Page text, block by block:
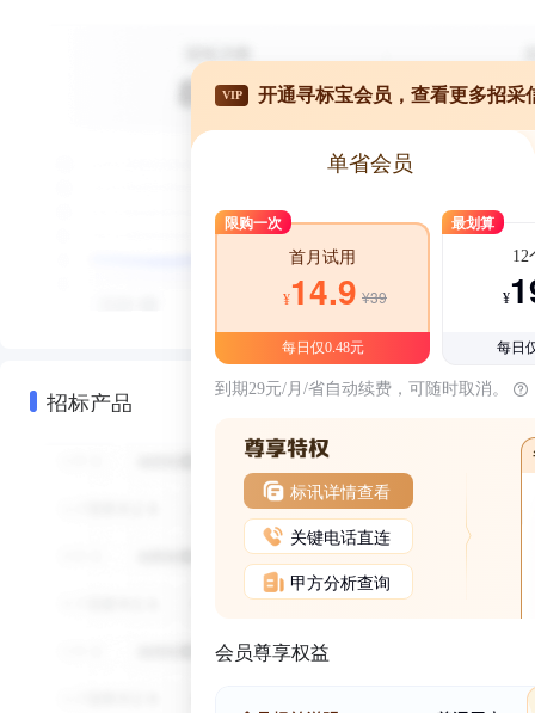
招标产品
VIP 开通寻标宝会员，查看更多招采
单省会员
限购一次
首月试用
¥14.9 ¥39
每日仅0.48元
最划算
12
¥
每日
到期29元/月/省自动续费，可随时取消。
标讯详情查看
关键电话直连
甲方分析查询
会员尊享权益